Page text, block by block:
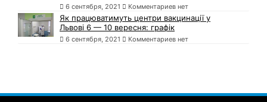
6 сентября, 2021 Комментариев нет
Як працюватимуть центри вакцинації у
Львові 6 — 10 вересня: графік
6 сентября, 2021 Комментариев нет